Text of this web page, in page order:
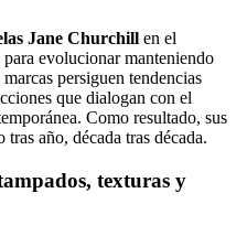
Jane Churchill en el
evolucionar manteniendo
persiguen tendencias
que dialogan con el
Como resultado, sus
tras año, década tras década.
texturas y